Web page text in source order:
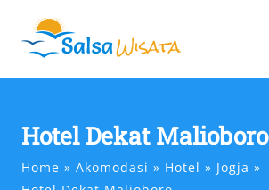
content
Hotel Dekat Malioboro
Home Akomodasi Hotel
Jogja